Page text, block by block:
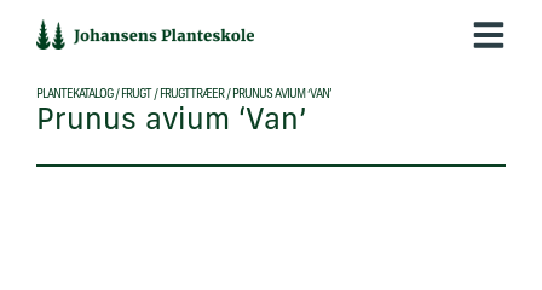
indholdet
PLANTEKATALOG/ FRUGT / FRUGTTRÆER/ PRUNUS AVIUM ‘VAN’
Prunus avium ‘Van’